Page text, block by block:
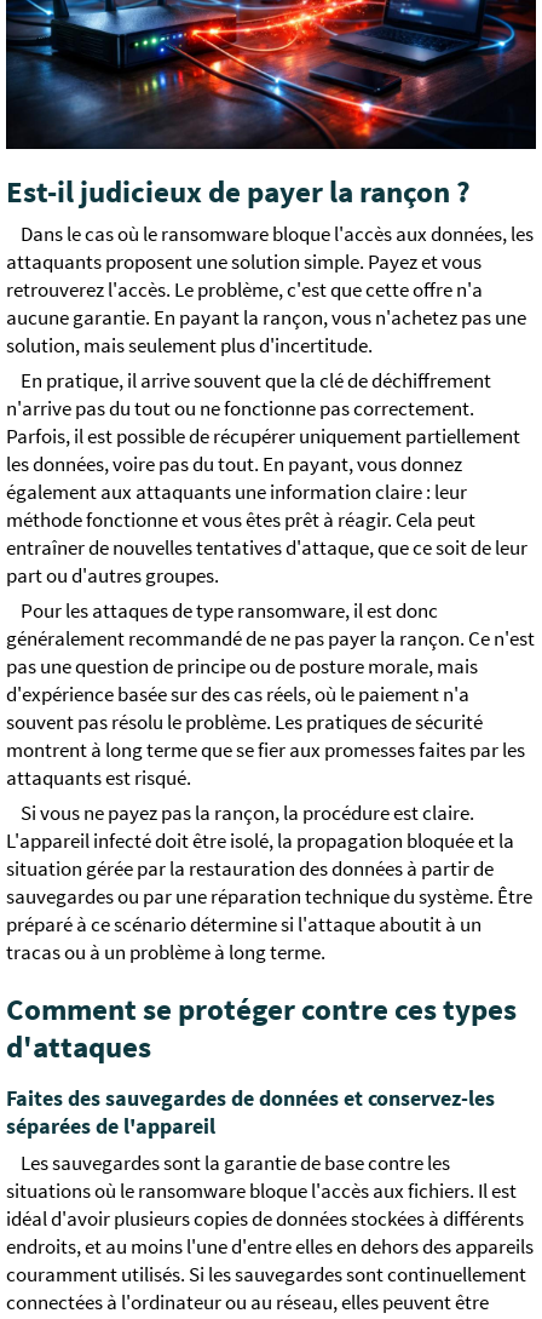
Est-il judicieux de payer la rançon ?
Dans le cas où le ransomware bloque l'accès aux données, les
attaquants proposent une solution simple. Payez et vous
retrouverez l'accès. Le problème, c'est que cette offre n'a
aucune garantie. En payant la rançon, vous n'achetez pas une
solution, mais seulement plus d'incertitude.
En pratique, il arrive souvent que la clé de déchiffrement
n'arrive pas du tout ou ne fonctionne pas correctement.
Parfois, il est possible de récupérer uniquement partiellement
les données, voire pas du tout. En payant, vous donnez
également aux attaquants une information claire : leur
méthode fonctionne et vous êtes prêt à réagir. Cela peut
entraîner de nouvelles tentatives d'attaque, que ce soit de leur
part ou d'autres groupes.
Pour les attaques de type ransomware, il est donc
généralement recommandé de ne pas payer la rançon. Ce n'est
pas une question de principe ou de posture morale, mais
d'expérience basée sur des cas réels, où le paiement n'a
souvent pas résolu le problème. Les pratiques de sécurité
montrent à long terme que se fier aux promesses faites par les
attaquants est risqué.
Si vous ne payez pas la rançon, la procédure est claire.
L'appareil infecté doit être isolé, la propagation bloquée et la
situation gérée par la restauration des données à partir de
sauvegardes ou par une réparation technique du système. Être
préparé à ce scénario détermine si l'attaque aboutit à un
tracas ou à un problème à long terme.
Comment se protéger contre ces types
d'attaques
Faites des sauvegardes de données et conservez-les
séparées de l'appareil
Les sauvegardes sont la garantie de base contre les
situations où le ransomware bloque l'accès aux fichiers. Il est
idéal d'avoir plusieurs copies de données stockées à différents
endroits, et au moins l'une d'entre elles en dehors des appareils
couramment utilisés. Si les sauvegardes sont continuellement
connectées à l'ordinateur ou au réseau, elles peuvent être